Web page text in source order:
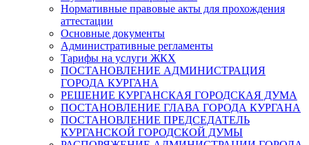
Нормативные правовые акты для прохождения
аттестации
Основные документы
Административные регламенты
Тарифы на услуги ЖКХ
ПОСТАНОВЛЕНИЕ АДМИНИСТРАЦИЯ
ГОРОДА КУРГАНА
РЕШЕНИЕ КУРГАНСКАЯ ГОРОДСКАЯ ДУМА
ПОСТАНОВЛЕНИЕ ГЛАВА ГОРОДА КУРГАНА
ПОСТАНОВЛЕНИЕ ПРЕДСЕДАТЕЛЬ
КУРГАНСКОЙ ГОРОДСКОЙ ДУМЫ